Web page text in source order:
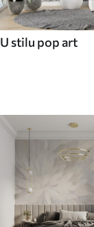
U stilu pop art